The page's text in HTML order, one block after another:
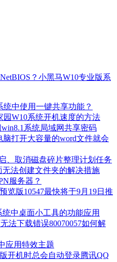
？小黑马W10专业版系
统中使用一键共享功能？
W10系统开机速度的方法
系统局域网共享密码
打开大容量的word文件就会
、取消磁盘碎片整理计划任务
无法创建文件夹的解决措施
服务器？
览版10547最快将于9月19日推
中桌面小工具的功能应用
法下载错误80070057如何解
应用特效主题
开机时总会自动登录腾讯QQ